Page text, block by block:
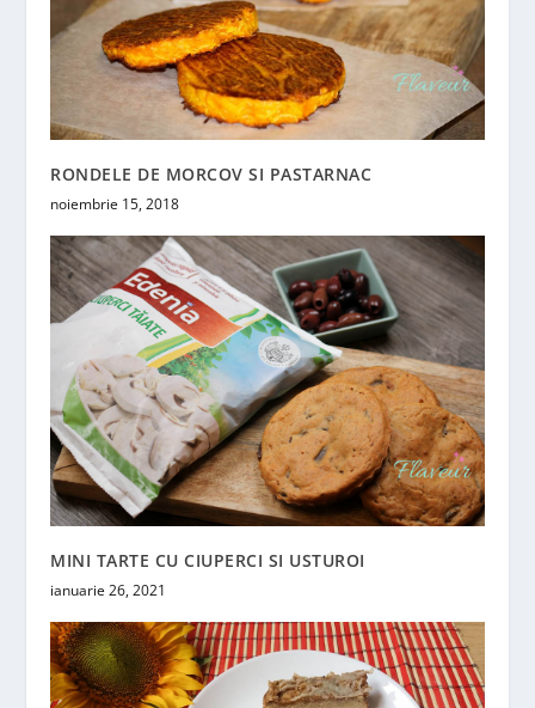
RONDELE DE MORCOV SI PASTARNAC
noiembrie 15, 2018
MINI TARTE CU CIUPERCI SI USTUROI
ianuarie 26, 2021